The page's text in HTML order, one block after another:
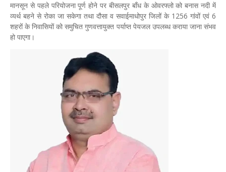
मानसून से पहले परियोजना पूर्ण होने पर बीसलपुर बाँध के ओवरफ्लो को बनास नदी में
व्यर्थ बहने से रोका जा सकेगा तथा दौसा व सवाईमाधोपुर जिलों के 1256 गांवों एवं 6
शहरों के निवासियों को समुचित गुणवत्तायुक्त पर्याप्त पेयजल उपलब्ध कराया जाना संभव
हो पाएगा।